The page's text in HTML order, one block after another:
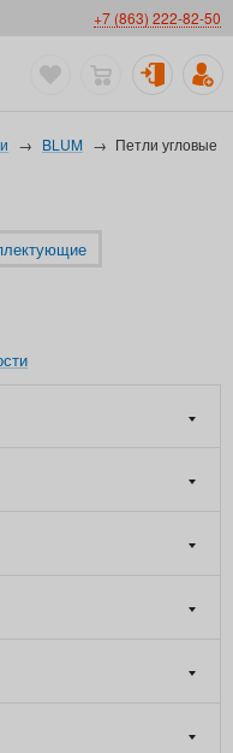
+7 (863) 222-82-50
→ BLUM → Петли угловые